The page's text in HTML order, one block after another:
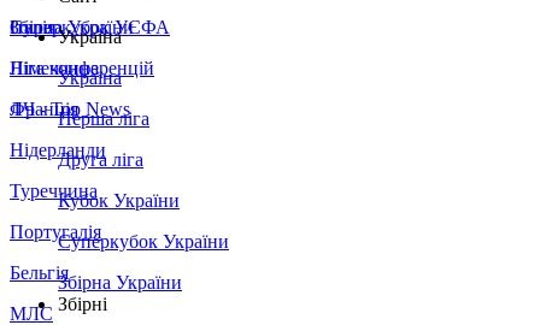
Збірна України
Італія
Німеччина
Франція
Нідерланди
Туреччина
Португалія
Бельгія
МЛС
Суперкубок УЄФА
Ліга конференцій
ЛЧ - Top News
Україна
Україна
Перша ліга
Друга ліга
Кубок України
Суперкубок України
Збірна України
Збірні